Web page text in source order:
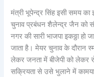
मंत्री भूपेन्द्र सिंह इसी समय का
चुनाव प्रबंधन शैलेन्द्र जैन को
नगर की सारी भाजपा इकठ्ठा
जाता है। मेयर चुनाव के दौरान
लेकर जनता में बीजेपी को लेकर
सक्रियता से उसे भुलाने में